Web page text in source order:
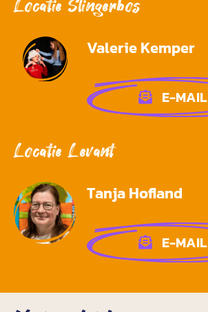
Locatie Slingerbos
Locatie Levant
Valerie Kemper
E-MAIL
Tanja Hofland
E-MAIL